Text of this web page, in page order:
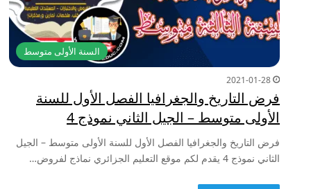
السنة الأولى متوسط
2021-01-28
فرض التاريخ والجغرافيا الفصل الأول للسنة
الأولى متوسط – الجيل الثاني نموذج 4
فرض التاريخ والجغرافيا الفصل الأول للسنة الأولى متوسط – الجيل
الثاني نموذج 4 يقدم لكم موقع التعليم الجزائري نماذج لفروض…